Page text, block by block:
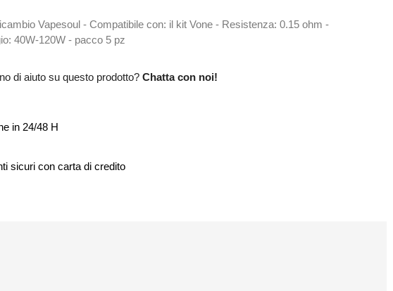
Vapesoul - Compatibile con: il kit Vone - Resistenza: 0.15 ohm -
40W‑120W - pacco 5 pz
di aiuto su questo prodotto? Chatta con noi!
in 24/48 H
sicuri con carta di credito